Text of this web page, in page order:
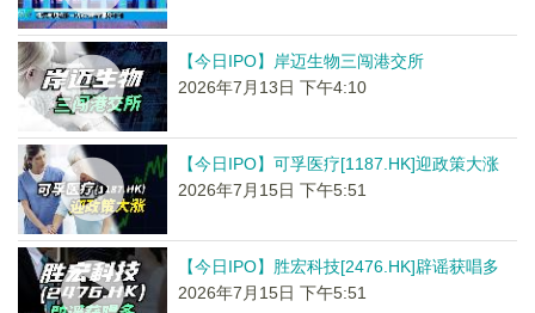
【今日IPO】岸迈生物三闯港交所
2026年7月13日 下午4:10
【今日IPO】可孚医疗[1187.HK]迎政策大涨
2026年7月15日 下午5:51
【今日IPO】胜宏科技[2476.HK]辟谣获唱多
2026年7月15日 下午5:51